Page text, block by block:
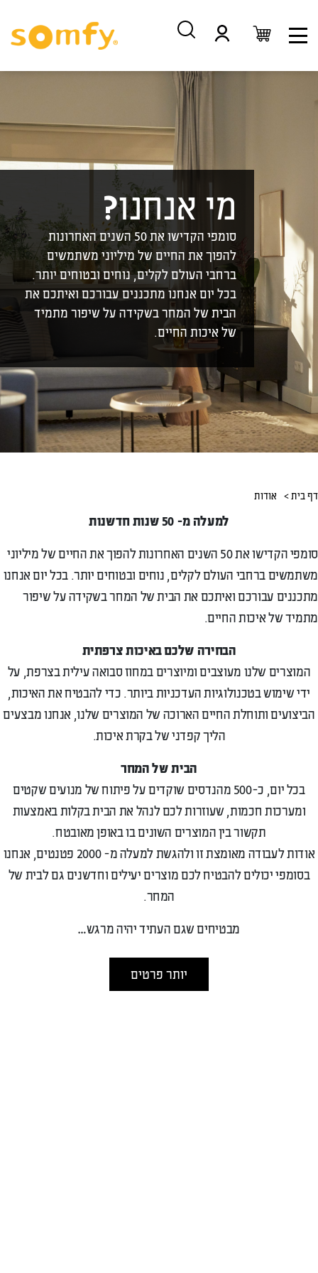
מי אנחנו?
סומפי הקדישו את 50 השנים האחרונות
להפוך את החיים של מיליוני משתמשים
ברחבי העולם לקלים, נוחים ובטוחים יותר.
בכל יום אנחנו מתכננים עבורכם ואיתכם את
הבית של המחר בשקידה על שיפור מתמיד
של איכות החיים.
דף בית > אודות
למעלה מ- 50 שנות חדשנות
סומפי הקדישו את 50 השנים האחרונות להפוך את החיים של מיליוני
משתמשים ברחבי העולם לקלים, נוחים ובטוחים יותר. בכל יום אנחנו
מתכננים עבורכם ואיתכם את הבית של המחר בשקידה על שיפור
מתמיד של איכות החיים.
הבחירה שלכם באיכות צרפתית
המוצרים שלנו מעוצבים ומיוצרים במחוז סבואה עילית בצרפת, על
ידי שימוש בטכנולוגיות העדכניות ביותר. כדי להבטיח את האיכות,
הביצועים ותוחלת החיים הארוכה של המוצרים שלנו, אנחנו מבצעים
הליך קפדני של בקרת איכות.
הבית של המחר
בכל יום, כ-500 מהנדסים שוקדים על פיתוח של מנועים שקטים
ומערכות חכמות, שעוזרות לכם לנהל את הבית בקלות באמצעות
תקשור בין המוצרים השונים בו באופן מאובטח.
אודות לעבודה מאומצת זו ולהגשת למעלה מ- 2000 פטנטים, אנחנו
בסומפי יכולים להבטיח לכם מוצרים יעילים וחדשנים גם לבית של
המחר.
מבטיחים שגם העתיד יהיה מרגש…
יותר פרטים